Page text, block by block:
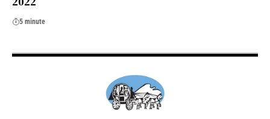
5 minute